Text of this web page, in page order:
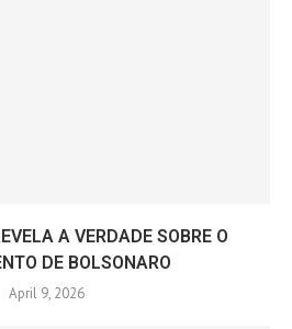
A VERDADE SOBRE O
DE BOLSONARO
April 9, 2026